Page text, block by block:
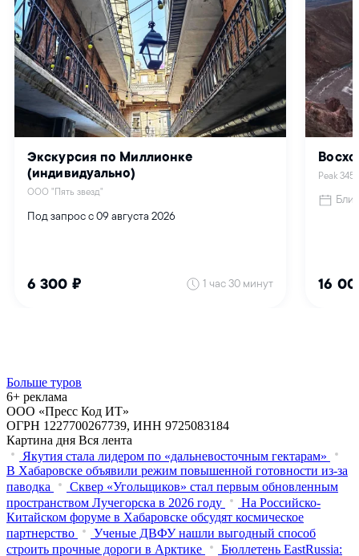
Больше туров
6+ реклама
ООО «Пресс Код ИТ»
ОГРН 1227700267739, ИНН 9725083184
Картина дня Вся лента
Якутия стала лидером по «дальневосточным гектарам»
В Хабаровске объявили режим повышенной готовности из‑за
паводка
Сквер «Угольщиков» стал первым обновленным
пространством Лучегорска в 2026 году
На Российско-
Китайском форуме в Хабаровске обсудят космическое
партнерство
Ученые ДВФУ нашли выгодный способ
строить прочные дороги в Арктике
Бюллетень EastRussia: